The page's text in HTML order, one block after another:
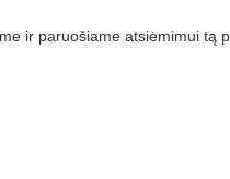
ir paruošiame atsiėmimui tą